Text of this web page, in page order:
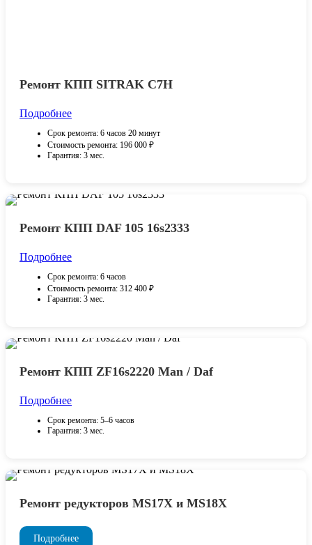
Ремонт КПП SITRAK С7H
Подробнее
Срок ремонта: 6 часов 20 минут
Стоимость ремонта: 196 000 ₽
Гарантия: 3 мес.
Ремонт КПП DAF 105 16s2333
Подробнее
Срок ремонта: 6 часов
Стоимость ремонта: 312 400 ₽
Гарантия: 3 мес.
Ремонт КПП ZF16s2220 Man / Daf
Подробнее
Срок ремонта: 5–6 часов
Гарантия: 3 мес.
Ремонт редукторов MS17X и MS18X
Подробнее